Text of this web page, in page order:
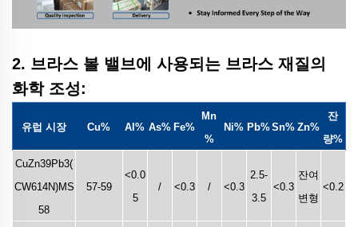
2. 브라스 볼 밸브에 사용되는 브라스 재질의
화학 조성:
유럽 시장 Cu% Al% As% Fe%
Mn
%
Ni% Pb%Sn% Zn%
잔
량%
CuZn39Pb3(
CW614N)MS
58
57-59
<0.0
5
/ <0.3 / <0.3
2.5-
3.5
<0.3
잔여
변형
<0.2